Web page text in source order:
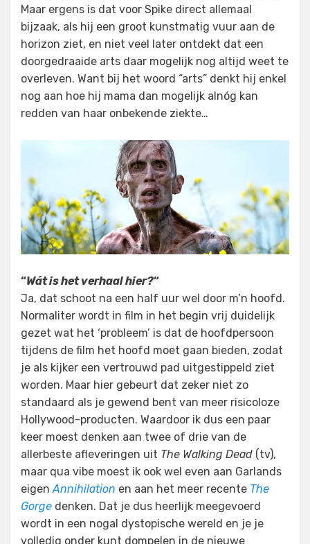
Maar ergens is dat voor Spike direct allemaal
bijzaak, als hij een groot kunstmatig vuur aan de
horizon ziet, en niet veel later ontdekt dat een
doorgedraaide arts daar mogelijk nog altijd weet te
overleven. Want bij het woord “arts” denkt hij enkel
nog aan hoe hij mama dan mogelijk alnóg kan
redden van haar onbekende ziekte…
“Wát is het verhaal hier?“
Ja, dat schoot na een half uur wel door m’n hoofd.
Normaliter wordt in film in het begin vrij duidelijk
gezet wat het ‘probleem’ is dat de hoofdpersoon
tijdens de film het hoofd moet gaan bieden, zodat
je als kijker een vertrouwd pad uitgestippeld ziet
worden. Maar hier gebeurt dat zeker niet zo
standaard als je gewend bent van meer risicoloze
Hollywood-producten. Waardoor ik dus een paar
keer moest denken aan twee of drie van de
allerbeste afleveringen uit The Walking Dead (tv),
maar qua vibe moest ik ook wel even aan Garlands
eigenAnnihilation en aan het meer recente The
Gorge denken. Dat je dus heerlijk meegevoerd
wordt in een nogal dystopische wereld en je je
volledig onder kunt dompelen in de nieuwe